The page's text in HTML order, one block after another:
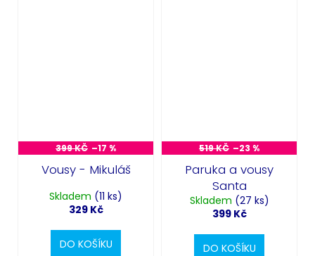
399 KČ –17 %
Vousy - Mikuláš
Skladem (11 ks)
329 Kč
DO KOŠÍKU
519 KČ –23 %
Paruka a vousy
Santa
Skladem (27 ks)
399 Kč
DO KOŠÍKU